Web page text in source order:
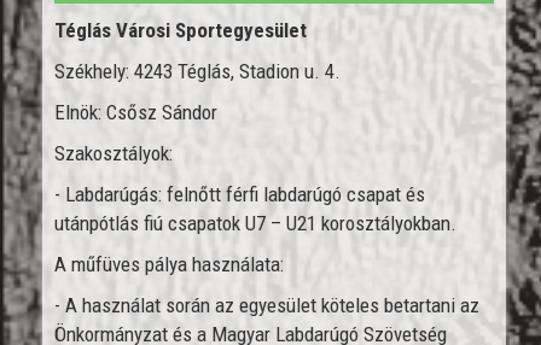
Téglás Városi Sportegyesület
Székhely: 4243 Téglás, Stadion u. 4.
Elnök: Csősz Sándor
Szakosztályok:
- Labdarúgás: felnőtt férfi labdarúgó csapat és
utánpótlás fiú csapatok U7 – U21 korosztályokban.
A műfüves pálya használata:
- A használat során az egyesület köteles betartani az
Önkormányzat és a Magyar Labdarúgó Szövetség